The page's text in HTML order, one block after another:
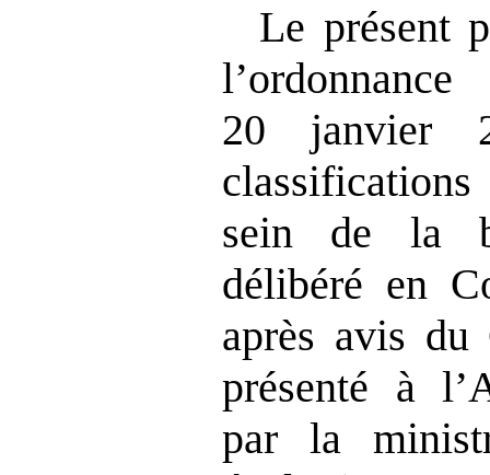
Le présent
20 janvier
sein de la
délibéré en
après avis du
présenté à
par la